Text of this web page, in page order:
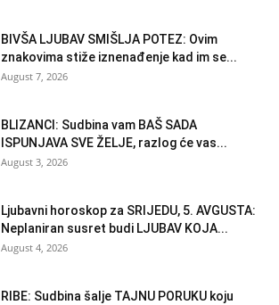
BIVŠA LJUBAV SMIŠLJA POTEZ: Ovim
znakovima stiže iznenađenje kad im se...
August 7, 2026
BLIZANCI: Sudbina vam BAŠ SADA
ISPUNJAVA SVE ŽELJE, razlog će vas...
August 3, 2026
Ljubavni horoskop za SRIJEDU, 5. AVGUSTA:
Neplaniran susret budi LJUBAV KOJA...
August 4, 2026
RIBE: Sudbina šalje TAJNU PORUKU koju